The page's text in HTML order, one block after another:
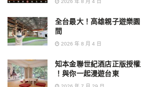
2026 年 8 月 4 日
全台最大！高雄親子遊樂
間
2026 年 8 月 4 日
知本金聯世紀酒店正版授
！與你一起漫遊台東